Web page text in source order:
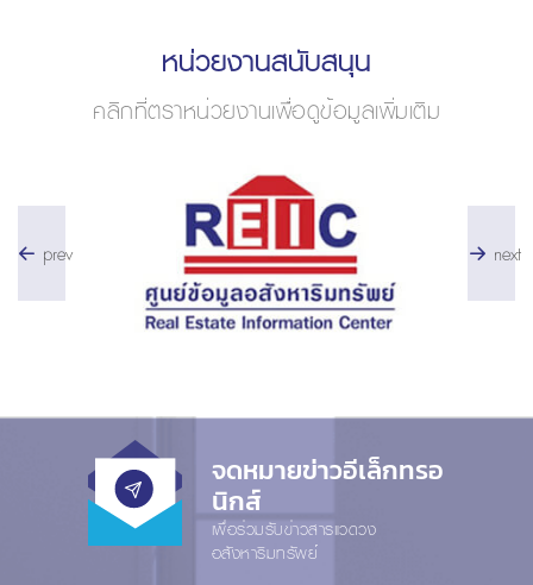
หน่วยงานสนับสนุน
คลิกที่ตราหน่วยงานเพื่อดูข้อมูลเพิ่มเติม
prev next
จดหมายข่าวอีเล็กทรอ
นิกส์
เพื่อร่วมรับข่าวสารแวดวง
อสังหาริมทรัพย์